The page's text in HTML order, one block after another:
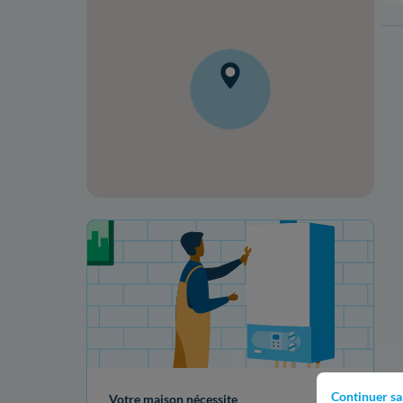
Continuer
Votre projet de rénovation
Votre maison nécessite